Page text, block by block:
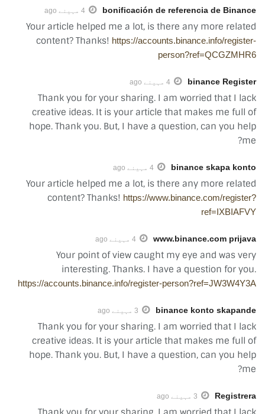
bonificación de referencia de Binance 4 مہینے ago
Your article helped me a lot, is there any more related
content? Thanks! https://accounts.binance.info/register-
person?ref=QCGZMHR6
binance Register 4 مہینے ago
Thank you for your sharing. I am worried that I lack
creative ideas. It is your article that makes me full of
hope. Thank you. But, I have a question, can you help
me?
binance skapa konto 4 مہینے ago
Your article helped me a lot, is there any more related
content? Thanks! https://www.binance.com/register?
ref=IXBIAFVY
www.binance.com prijava 4 مہینے ago
Your point of view caught my eye and was very
interesting. Thanks. I have a question for you.
https://accounts.binance.info/register-person?ref=JW3W4Y3A
binance konto skapande 3 مہینے ago
Thank you for your sharing. I am worried that I lack
creative ideas. It is your article that makes me full of
hope. Thank you. But, I have a question, can you help
me?
Registrera 3 مہینے ago